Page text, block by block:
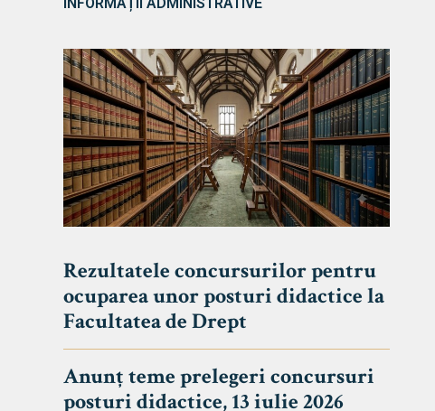
Rezultatele concursurilor pentru
ocuparea unor posturi didactice la
Facultatea de Drept
Anunț teme prelegeri concursuri
posturi didactice, 13 iulie 2026